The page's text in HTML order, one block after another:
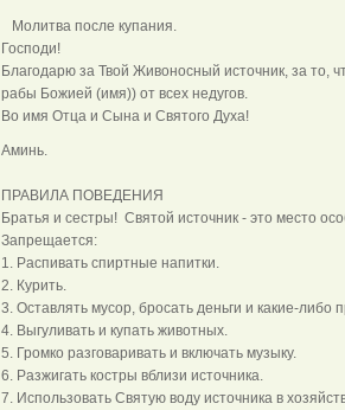
Молитва после купания.
Господи!
Благодарю за Твой Живоносный источник, за то,
рабы Божией (имя)) от всех недугов.
Во имя Отца и Сына и Святого Духа!
Аминь.
ПРАВИЛА ПОВЕДЕНИЯ
Братья и сестры! Святой источник - это место
Запрещается:
1. Распивать спиртные напитки.
2. Курить.
3. Оставлять мусор, бросать деньги и какие-либо
4. Выгуливать и купать животных.
5. Громко разговаривать и включать музыку.
6. Разжигать костры вблизи источника.
7. Использовать Святую воду источника в